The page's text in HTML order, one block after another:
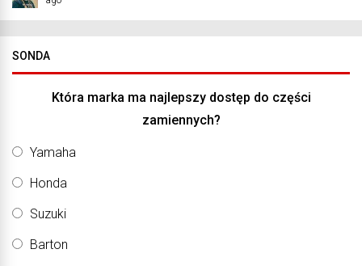
SONDA
Która marka ma najlepszy dostęp do części
zamiennych?
Yamaha
Honda
Suzuki
Barton